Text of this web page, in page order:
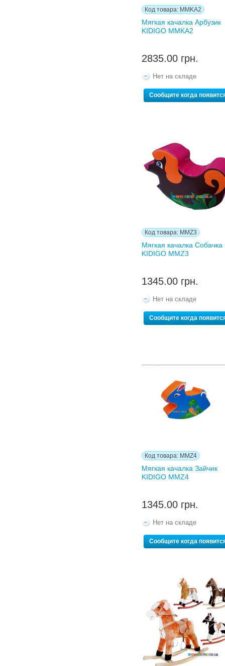
Код товара: MMKA2
Мягкая качалка Арбузик
KIDIGO MMKA2
2835.00 грн.
Нет на складе
Сообщите когда
Код товара: MMZ3
Мягкая качалка Собачка
KIDIGO MMZ3
1345.00 грн.
Нет на складе
Сообщите когда
Код товара: MMZ4
Мягкая качалка Зайчик
KIDIGO MMZ4
1345.00 грн.
Нет на складе
Сообщите когда